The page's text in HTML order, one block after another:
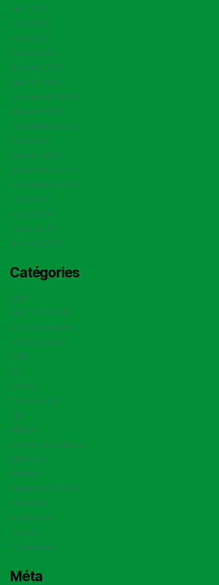
juin 2023
mai 2023
avril 2023
mars 2023
février 2023
janvier 2023
novembre 2022
janvier 2022
novembre 2021
mai 2021
janvier 2021
décembre 2020
novembre 2020
mai 2020
avril 2020
mars 2020
février 2020
Catégories
ADC
ASCT / ASTER
Compte rendu
Contractuels
CSE
DCI
Divers
Documents
EIC
INFRA
Livrets-Brochures
Matériel
Métiers
Personnels CASI
Retraités
Solidaires
Tracts
Trésorerie
Méta